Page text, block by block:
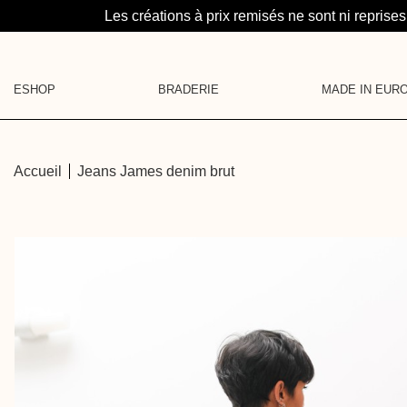
Les créations à prix remisés ne sont ni reprises
ESHOP
CHEMISES
BRADERIE MADE IN
LA SUITE : UN
Accueil Jeans James denim brut